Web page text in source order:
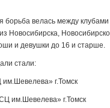
борьба велась между
Новосибирска,
и девушки до 16 и старше.
стали:
г.Томск
им.Шевелева» г.Томск